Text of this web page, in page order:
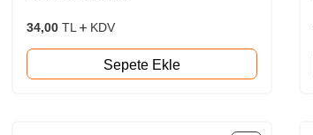
34,00 TL KDV
Sepete Ekle